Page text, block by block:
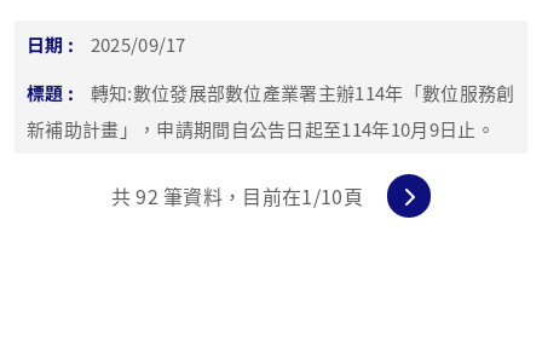
2025/09/17
轉知:數位發展部數位產業署主辦114年「數位服務創
新補助計畫」，申請期間自公告日起至114年10月9日止。
共92 筆資料，目前在1/10頁